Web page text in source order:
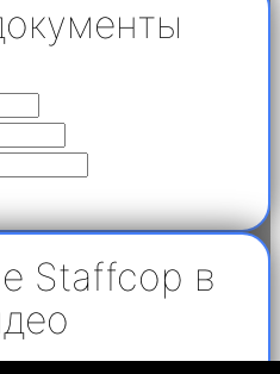
Staffcop в